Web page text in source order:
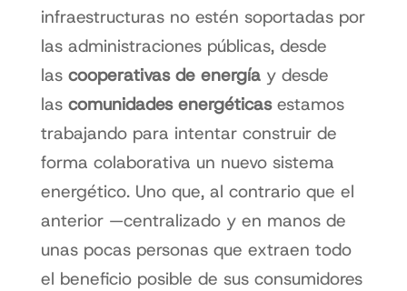
infraestructuras no estén soportadas por
las administraciones públicas, desde
las cooperativas de energíay desde
las comunidades energéticasestamos
trabajando para intentar construir de
forma colaborativa un nuevo sistema
energético. Uno que, al contrario que el
anterior —centralizado y en manos de
unas pocas personas que extraen todo
el beneficio posible de sus consumidores